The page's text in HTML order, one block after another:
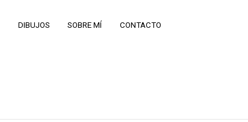
DIBUJOS SOBRE MÍ CONTACTO